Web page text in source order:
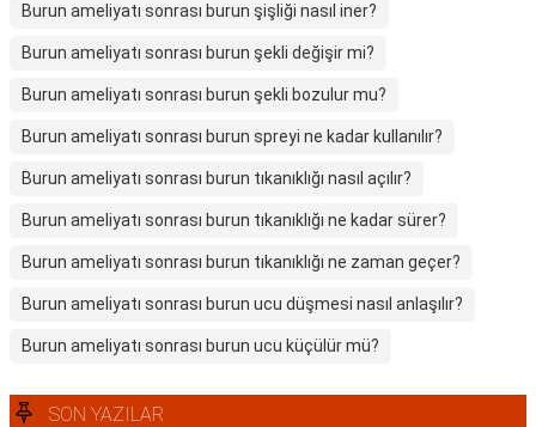
Burun ameliyatı sonrası burun şişliği nasıl iner?
Burun ameliyatı sonrası burun şekli değişir mi?
Burun ameliyatı sonrası burun şekli bozulur mu?
Burun ameliyatı sonrası burun spreyi ne kadar kullanılır?
Burun ameliyatı sonrası burun tıkanıklığı nasıl açılır?
Burun ameliyatı sonrası burun tıkanıklığı ne kadar sürer?
Burun ameliyatı sonrası burun tıkanıklığı ne zaman geçer?
Burun ameliyatı sonrası burun ucu düşmesi nasıl anlaşılır?
Burun ameliyatı sonrası burun ucu küçülür mü?
SON YAZILAR